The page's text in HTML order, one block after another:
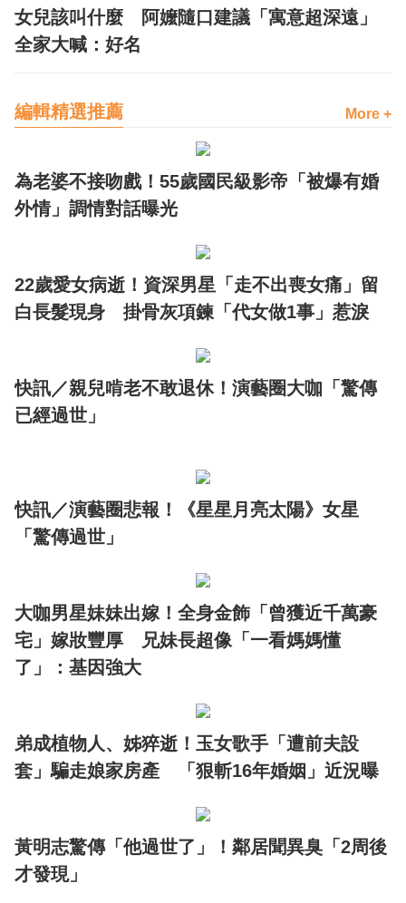
女兒該叫什麼 阿嬤隨口建議「寓意超深遠」
全家大喊：好名
編輯精選推薦 More +
為老婆不接吻戲！55歲國民級影帝「被爆有婚
外情」調情對話曝光
22歲愛女病逝！資深男星「走不出喪女痛」留
白長髮現身 掛骨灰項鍊「代女做1事」惹淚
快訊／親兒啃老不敢退休！演藝圈大咖「驚傳
已經過世」
快訊／演藝圈悲報！《星星月亮太陽》女星
「驚傳過世」
大咖男星妹妹出嫁！全身金飾「曾獲近千萬豪
宅」嫁妝豐厚 兄妹長超像「一看媽媽懂
了」：基因強大
弟成植物人、姊猝逝！玉女歌手「遭前夫設
套」騙走娘家房產 「狠斬16年婚姻」近況曝
黃明志驚傳「他過世了」！鄰居聞異臭「2周後
才發現」